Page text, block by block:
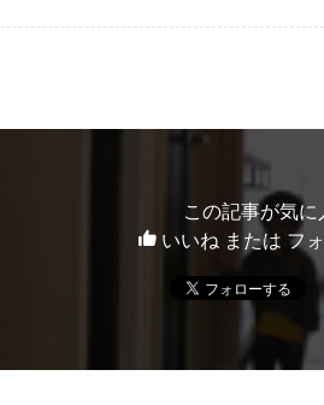
この記事が気に
いいね または フ